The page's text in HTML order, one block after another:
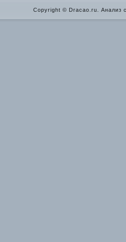
Copyright © Dracao.ru. Анализ